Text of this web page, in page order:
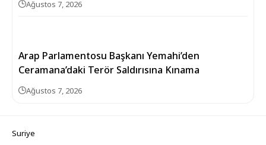
Ağustos 7, 2026
Arap Parlamentosu Başkanı Yemahi’den
Ceramana’daki Terör Saldırısına Kınama
Ağustos 7, 2026
Suriye